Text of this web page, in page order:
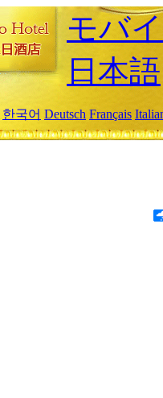
モバ
日本語
한국어 Deutsch Français